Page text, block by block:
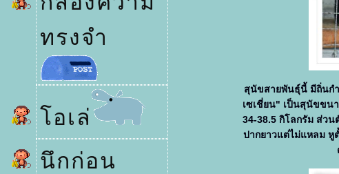
ทรงจำ
อเล่
นึกก่อน
สุนัขสายพันธุ์นี้ มีถิ่นกำ
เซเชี่ยน" เป็นสุนัขขน
34-38.5 กิโลกรัม ส่ว
ปากยาวแต่ไม่แหลม หู